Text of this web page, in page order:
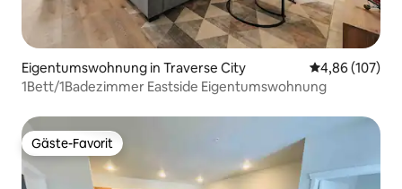
Eigentumswohnung in Traverse City
4,86 (107)
1Bett/1Badezimmer Eastside Eigentumswohnung
Gäste-Favorit
Gäste-Favorit